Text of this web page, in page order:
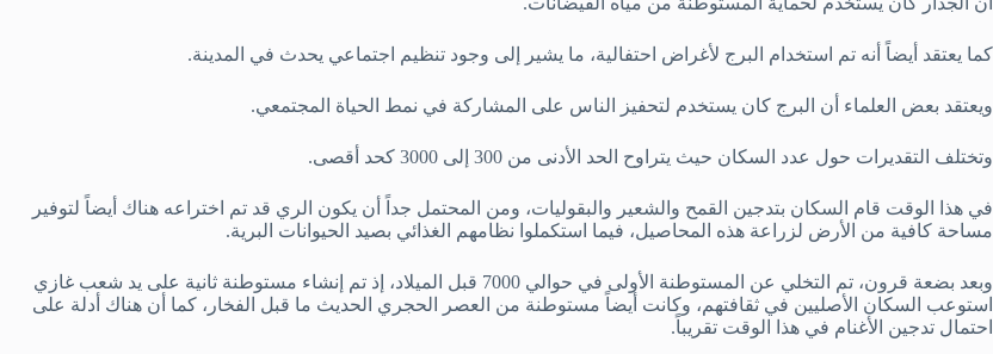
كما يعتقد أيضاً أنه تم استخدام البرج لأغراض احتفالية، ما يشير إلى وجود تنظيم اجتماعي يحدث في المدينة.
ويعتقد بعض العلماء أن البرج كان يستخدم لتحفيز الناس على المشاركة في نمط الحياة المجتمعي.
وتختلف التقديرات حول عدد السكان حيث يتراوح الحد الأدنى من 300 إلى 3000 كحد أقصى.
في هذا الوقت قام السكان بتدجين القمح والشعير والبقوليات، ومن المحتمل جداً أن يكون الري قد تم اختراعه هناك أيضاً لتوفير
مساحة كافية من الأرض لزراعة هذه المحاصيل، فيما استكملوا نظامهم الغذائي بصيد الحيوانات البرية.
وبعد بضعة قرون، تم التخلي عن المستوطنة الأولى في حوالي 7000 قبل الميلاد، إذ تم إنشاء مستوطنة ثانية على يد شعب غازي
استوعب السكان الأصليين في ثقافتهم، وكانت أيضاً مستوطنة من العصر الحجري الحديث ما قبل الفخار، كما أن هناك أدلة على
احتمال تدجين الأغنام في هذا الوقت تقريباً.